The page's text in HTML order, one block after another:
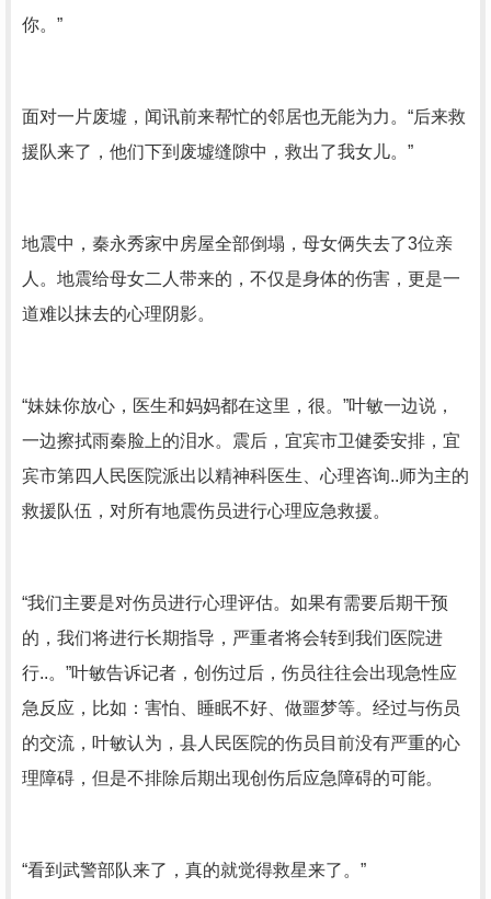
你。”
面对一片废墟，闻讯前来帮忙的邻居也无能为力。“后来救
援队来了，他们下到废墟缝隙中，救出了我女儿。”
地震中，秦永秀家中房屋全部倒塌，母女俩失去了3位亲
人。地震给母女二人带来的，不仅是身体的伤害，更是一
道难以抹去的心理阴影。
“妹妹你放心，医生和妈妈都在这里，很。”叶敏一边说，
一边擦拭雨秦脸上的泪水。震后，宜宾市卫健委安排，宜
宾市第四人民医院派出以精神科医生、心理咨询..师为主的
救援队伍，对所有地震伤员进行心理应急救援。
“我们主要是对伤员进行心理评估。如果有需要后期干预
的，我们将进行长期指导，严重者将会转到我们医院进
行..。”叶敏告诉记者，创伤过后，伤员往往会出现急性应
急反应，比如：害怕、睡眠不好、做噩梦等。经过与伤员
的交流，叶敏认为，县人民医院的伤员目前没有严重的心
理障碍，但是不排除后期出现创伤后应急障碍的可能。
“看到武警部队来了，真的就觉得救星来了。”